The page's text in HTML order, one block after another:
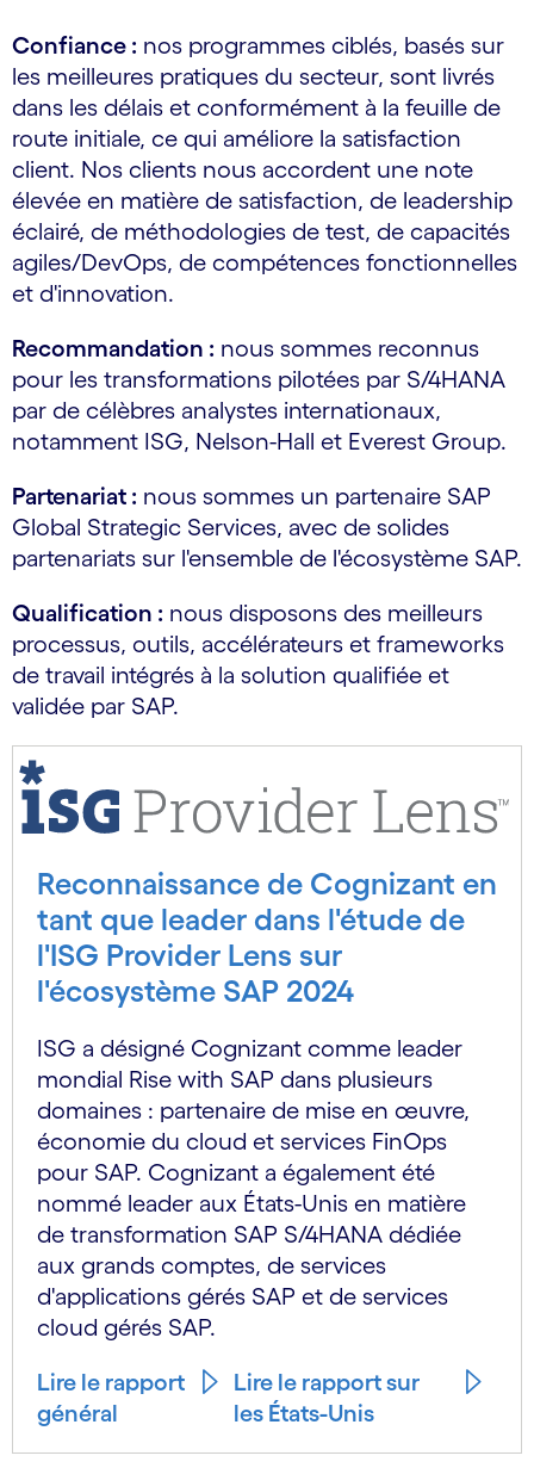
Confiance : nos programmes ciblés, basés sur
les meilleures pratiques du secteur, sont livrés
dans les délais et conformément à la feuille de
route initiale, ce qui améliore la satisfaction
client. Nos clients nous accordent une note
élevée en matière de satisfaction, de leadership
éclairé, de méthodologies de test, de capacités
agiles/DevOps, de compétences fonctionnelles
et d'innovation.
Recommandation : nous sommes reconnus
pour les transformations pilotées par S/4HANA
par de célèbres analystes internationaux,
notamment ISG, Nelson-Hall et Everest Group.
Partenariat : nous sommes un partenaire SAP
Global Strategic Services, avec de solides
partenariats sur l'ensemble de l'écosystème SAP.
Qualification : nous disposons des meilleurs
processus, outils, accélérateurs et frameworks
de travail intégrés à la solution qualifiée et
validée par SAP.
Reconnaissance de Cognizant en
tant que leader dans l'étude de
l'ISG Provider Lens sur
l'écosystème SAP 2024
ISG a désigné Cognizant comme leader
mondial Rise with SAP dans plusieurs
domaines : partenaire de mise en œuvre,
économie du cloud et services FinOps
pour SAP. Cognizant a également été
nommé leader aux États-Unis en matière
de transformation SAP S/4HANA dédiée
aux grands comptes, de services
d'applications gérés SAP et de services
cloud gérés SAP.
Lire le rapport
général
Lire le rapport sur
les États-Unis